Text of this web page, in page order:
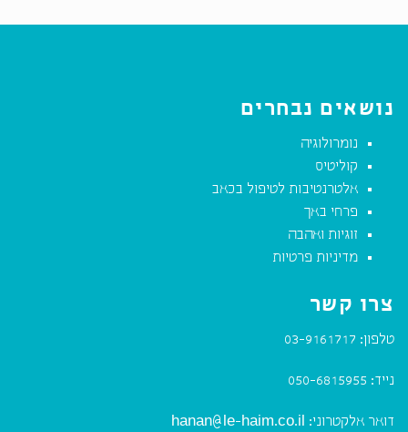
נושאים נבחרים
נומרולוגיה
קוליטיס
אלטרנטיבות לטיפול בכאב
פרחי באך
זוגיות ואהבה
מדיניות פרטיות
צרו קשר
טלפון: 03-9161717
נייד: 050-6815955
דואר אלקטרוני: hanan@le-haim.co.il